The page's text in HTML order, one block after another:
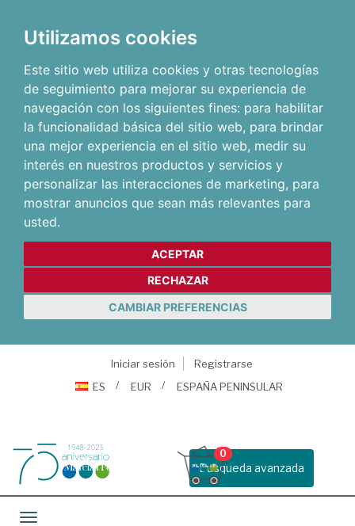
Utilizamos cookies
Este sitio web utiliza cookies y otras tecnologías
de seguimiento para mejorar su experiencia de
navegación con los siguientes fines: para habilitar
la funcionalidad básica del sitio web, para brindar
una mejor experiencia en el sitio web, medir su
interés en nuestros productos y servicios y
personalizar las interacciones de marketing, para
mostrar anuncios que sean más relevantes para
usted.
ACEPTAR
RECHAZAR
CAMBIAR PREFERENCIAS
Iniciar sesión
Registrarse
ES
EUR ESPAÑA PENINSULAR
Busqueda avanzada
0
Toggle navigation